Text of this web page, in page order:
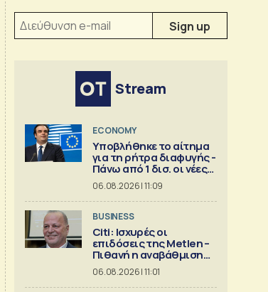
Stream
ECONOMY
Υποβλήθηκε το αίτημα
για τη ρήτρα διαφυγής -
Πάνω από 1 δισ. οι νέες
επενδύσεις
06.08.2026 | 11:09
BUSINESS
Citi: Ισχυρές οι
επιδόσεις της Metlen –
Πιθανή η αναβάθμιση
των προβλέψεων
06.08.2026 | 11:01